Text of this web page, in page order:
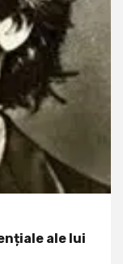
ale lui